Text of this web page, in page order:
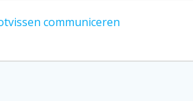
communiceren